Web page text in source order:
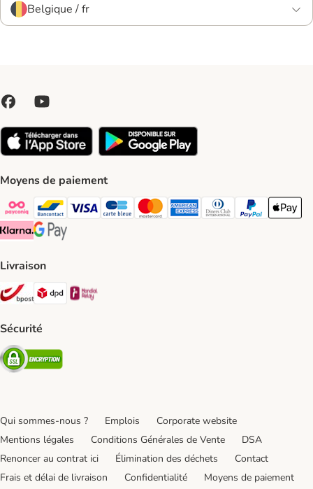
Belgique / fr
Moyens de paiement
Payconiq Payment Method
bancontact Payment Method
Visa Payment Method
carte bleue Payment Method
Master card Payment Method
American express Payment
Diners club Payment
Paypal Payment
Apple
Klarna Payment Method
Google Pay Payment Method
Livraison
Bpost Shipping Method
DPD Shipping Method
Sécurité
Security
Qui sommes-nous ? Emplois
Corporate website
Mentions légales
Conditions Générales de Vente
DSA
Renoncer au contrat ici
Élimination des déchets
Contact
Frais et délai de livraison
Confidentialité
Moyens de paiement